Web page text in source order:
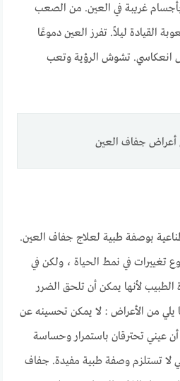
غريبة في العين. من الصعب
القيادة ليلاً. تفرز العين دموعًا
انعكاسي. تشوش الرؤية وتعب
جفاف العين
بوصفة طبية لعلاج جفاف العين.
تغييرات في نمط الحياة ، ولكن في
الطبيب لأنها يمكن أن تلحق الضرر
يلي من الأعراض : لا يمكن تحسينه عن
عيني تحترقان باستمرار وحساسة
لا تستلزم وصفة طبية مفيدة. جفاف